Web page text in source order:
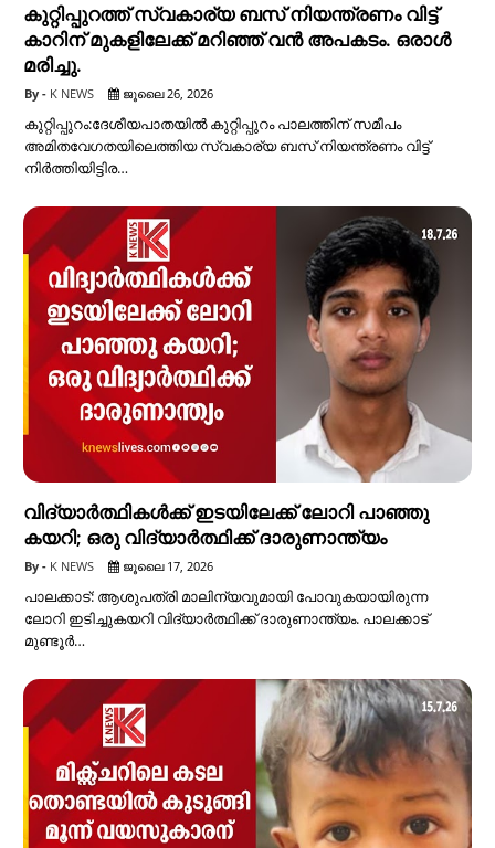
കുറ്റിപ്പുറത്ത് സ്വകാര്യ ബസ് നിയന്ത്രണം വിട്ട്
കാറിന് മുകളിലേക്ക് മറിഞ്ഞ് വൻ അപകടം. ഒരാൾ
മരിച്ചു.
K NEWS ജൂലൈ 26, 2026
കുറ്റിപ്പുറം:ദേശീയപാതയിൽ കുറ്റിപ്പുറം പാലത്തിന് സമീപം
അമിതവേഗതയിലെത്തിയ സ്വകാര്യ ബസ് നിയന്ത്രണം വിട്ട്
നിർത്തിയിട്ടിര…
വിദ്യാർത്ഥികൾക്ക് ഇടയിലേക്ക് ലോറി പാഞ്ഞു
കയറി; ഒരു വിദ്യാർത്ഥിക്ക് ദാരുണാന്ത്യം
K NEWS ജൂലൈ 17, 2026
പാലക്കാട്: ആശുപത്രി മാലിന്യവുമായി പോവുകയായിരുന്ന
ലോറി ഇടിച്ചുകയറി വിദ്യാര്‍ത്ഥിക്ക് ദാരുണാന്ത്യം. പാലക്കാട്
മുണ്ടൂര്‍…